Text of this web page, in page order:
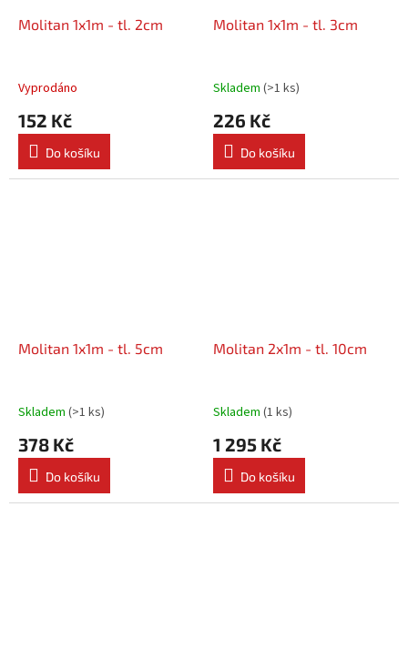
Molitan 1x1m - tl. 2cm
Vyprodáno
152 Kč
Do košíku
Molitan 1x1m - tl. 3cm
Skladem (>1 ks)
226 Kč
Do košíku
Molitan 1x1m - tl. 5cm
Skladem (>1 ks)
378 Kč
Do košíku
Molitan 2x1m - tl. 10cm
Skladem (1 ks)
1 295 Kč
Do košíku